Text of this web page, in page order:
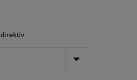
Undermeny